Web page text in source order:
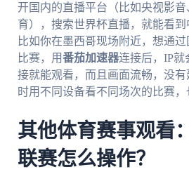
开国内的直播平台（比如央视影
育），搜索世界杯直播，就能看到
比如你在墨西哥现场附近，想通
比赛，用番茄加速器连接后，IP就
接就能观看，而且画面流畅，没有
时用不同设备看不同场次的比赛，
其他体育赛事观看
联赛怎么操作？